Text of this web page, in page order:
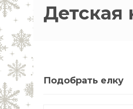
Детская
Подобрать елку